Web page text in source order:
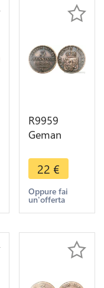
R9959
Geman
Pfenninge
Wilhelm I
1865 A
Berlin ->
22 €
Oppure fai
un'offerta